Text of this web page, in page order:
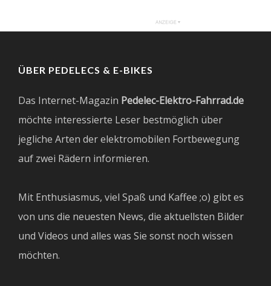
ÜBER PEDELECS & E-BIKES
Das Internet-Magazin Pedelec-Elektro-Fahrrad.de
möchte interessierte Leser bestmöglich über
jegliche Arten der elektromobilen Fortbewegung
auf zwei Rädern informieren.
Mit Enthusiasmus, viel Spaß und Kaffee ;o) gibt es
von uns die neuesten News, die aktuellsten Bilder
und Videos und alles was Sie sonst noch wissen
möchten.